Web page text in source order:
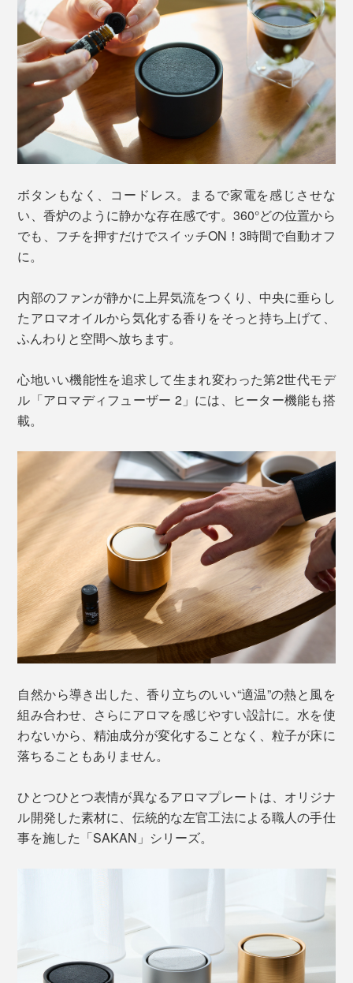
ボタンもなく、コードレス。まるで家電を感じさせな
い、香炉のように静かな存在感です。360°どの位置から
でも、フチを押すだけでスイッチON！3時間で自動オフ
に。
内部のファンが静かに上昇気流をつくり、中央に垂らし
たアロマオイルから気化する香りをそっと持ち上げて、
ふんわりと空間へ放ちます。
心地いい機能性を追求して生まれ変わった第2世代モデ
ル「アロマディフューザー 2」には、ヒーター機能も搭
載。
自然から導き出した、香り立ちのいい“適温”の熱と風を
組み合わせ、さらにアロマを感じやすい設計に。水を使
わないから、精油成分が変化することなく、粒子が床に
落ちることもありません。
ひとつひとつ表情が異なるアロマプレートは、オリジナ
ル開発した素材に、伝統的な左官工法による職人の手仕
事を施した「SAKAN」シリーズ。